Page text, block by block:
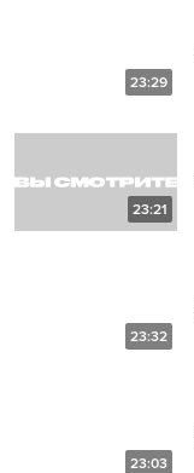
23:29
23:21
23:32
23:03